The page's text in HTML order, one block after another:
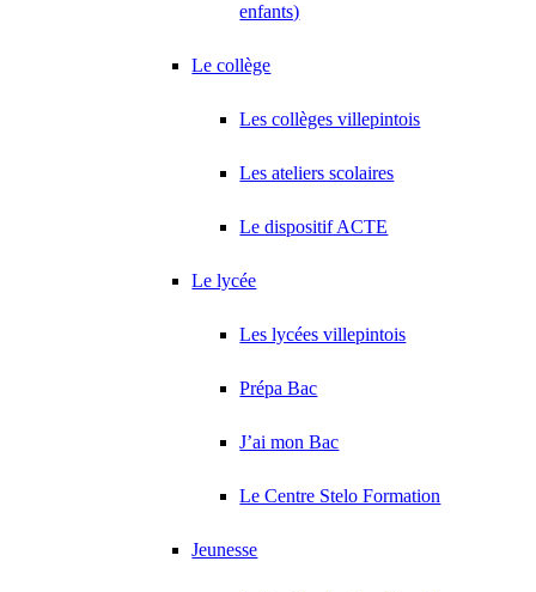
enfants)
Le collège
Les collèges villepintois
Les ateliers scolaires
Le dispositif ACTE
Le lycée
Les lycées villepintois
Prépa Bac
J’ai mon Bac
Le Centre Stelo Formation
Jeunesse